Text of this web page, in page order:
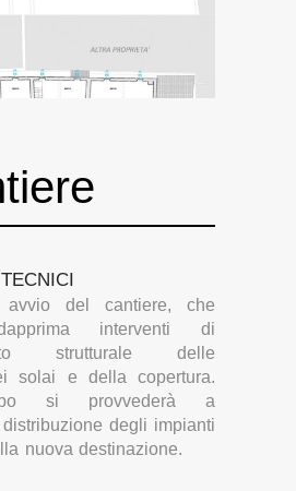
del cantiere, che
interventi di
strutturale delle
solai e della copertura.
si provvederà a
degli impianti
nuova destinazione.